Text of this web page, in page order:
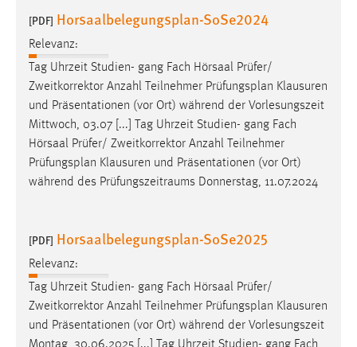
[PDF] Horsaalbelegungsplan-SoSe2024
Relevanz:
Tag Uhrzeit Studien- gang Fach Hörsaal Prüfer/
Zweitkorrektor Anzahl Teilnehmer Prüfungsplan Klausuren
und Präsentationen (vor Ort) während der Vorlesungszeit
Mittwoch, 03.07 [...] Tag Uhrzeit Studien- gang Fach
Hörsaal Prüfer/ Zweitkorrektor Anzahl Teilnehmer
Prüfungsplan Klausuren und Präsentationen (vor Ort)
während des Prüfungszeitraums Donnerstag, 11.07.2024
[PDF] Horsaalbelegungsplan-SoSe2025
Relevanz:
Tag Uhrzeit Studien- gang Fach Hörsaal Prüfer/
Zweitkorrektor Anzahl Teilnehmer Prüfungsplan Klausuren
und Präsentationen (vor Ort) während der Vorlesungszeit
Performance
Name:
staticfilecache
Zweck:
Für performante Seitenauslieferung wird in diesem Cookie
gespeichert, ob man eingeloggt ist.
Sprachpräferenz
Zweck:
Das Cookie speichert die gewählte Sprache der Website.
Cookie Laufzeit:
30 Tage